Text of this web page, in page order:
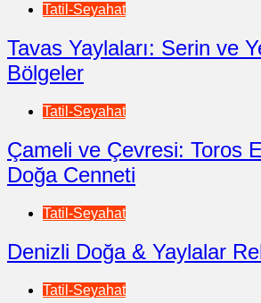
Tatil-Seyahat
Tavas Yaylaları: Serin ve
Bölgeler
Tatil-Seyahat
Çameli ve Çevresi: Toros
Doğa Cenneti
Tatil-Seyahat
Denizli Doğa & Yaylalar
Tatil-Seyahat